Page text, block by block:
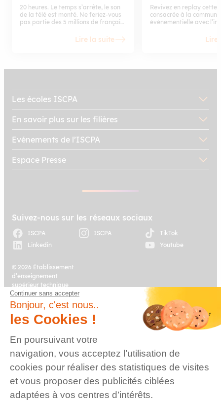
info accessible et
authentique
20 heures. Le temps s’arrête, le son
de la télé est monté. Ne feriez-vous
pas partie des 5 millions de français
la grand-messe du 20 heures sur TF1
et FRANCE 2 ? Depuis le 29 juin 1949
modèles éditoriaux ont été
dépoussiérés et il est aujourd’hui
possible de suivre l’actu autrement
que depuis son canapé à heure fixe
Lire la suite
Revivez en replay cette
consacrée à la
événementielle avec
des reportages sur
l’école dans ce domaine.
Lire
Les écoles ISCPA
En savoir plus sur les filières
Evénements de l’ISCPA
Espace Presse
Suivez-nous sur les réseaux sociaux
ISCPA ISCPA
TikTok
Linkedin
Youtube
© 2026 Établissement
d’enseignement
supérieur technique
privé, Association à
but non lucratif –
Groupe IGENSIA
Education – Mise à jour
Plan du site Mentions légales
Charte des données
personnelles
Contact
Continuer sans accepter
Bonjour, c'est nous..
les Cookies !
En poursuivant votre
navigation, vous acceptez l’utilisation de
cookies pour réaliser des statistiques de visites
et vous proposer des publicités ciblées
adaptées à vos centres d’intérêts.